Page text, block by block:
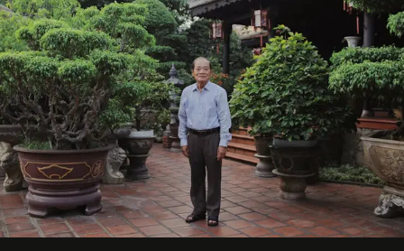
những vùng đất mới. Ở tuổi ngoài 30, điều anh theo đuổi
không phải những đích đến quá lớn, mà là khả năng luôn
tiến về phía trước.